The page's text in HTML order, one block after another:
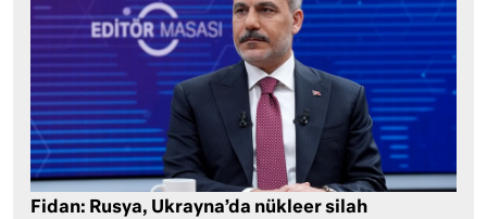
Fidan: Rusya, Ukrayna’da nükleer silah